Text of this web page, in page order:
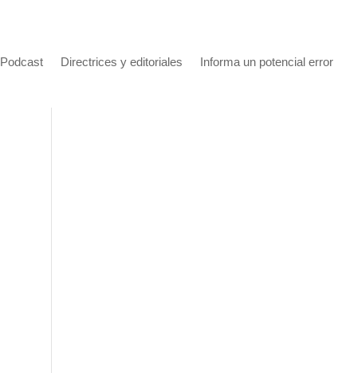
Podcast Directrices y editoriales Informa un potencial error